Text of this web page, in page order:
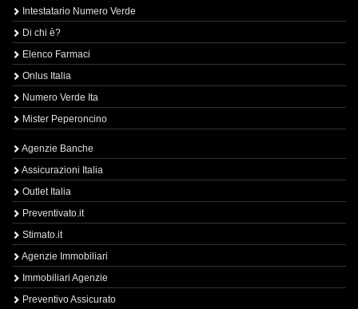
Intestatario Numero Verde
Di chi è?
Elenco Farmaci
Onlus Italia
Numero Verde Ita
Mister Peperoncino
Agenzie Banche
Assicurazioni Italia
Outlet Italia
Preventivato.it
Stimato.it
Agenzie Immobiliari
Immobiliari Agenzie
Preventivo Assicurato